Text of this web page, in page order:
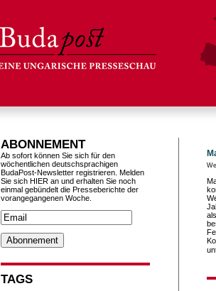
ABONNEMENT
Ab sofort können Sie sich für den
wöchentlichen deutschsprachigen
BudaPost-Newsletter registrieren. Melden
Sie sich HIER an und erhalten Sie noch
einmal gebündelt die Presseberichte der
vorangegangenen Woche.
TAGS